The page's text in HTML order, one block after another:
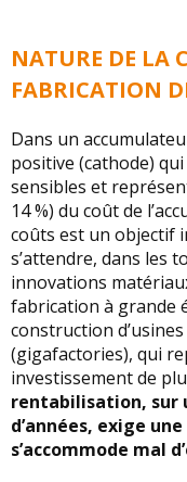
NATURE DE LA
FABRICATION
Dans un
positive (cathode)
sensibles et
14 %) du coût de
coûts est un objectif
s’attendre, dans les
innovations
fabrication à grande
construction
(gigafactories), qui
investissement de
rentabilisation, sur
d’années, exige
s’accommode mal